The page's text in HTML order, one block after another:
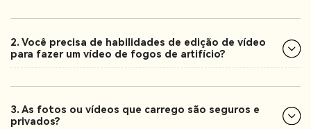
2. Você precisa de habilidades de edição de vídeo
para fazer um vídeo de fogos de artifício?
3. As fotos ou vídeos que carrego são seguros e
privados?